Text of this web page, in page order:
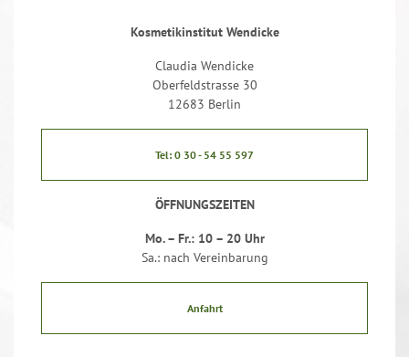
Kosmetikinstitut Wendicke
Claudia Wendicke
Oberfeldstrasse 30
12683 Berlin
Tel: 0 30 - 54 55 597
ÖFFNUNGSZEITEN
Mo. – Fr.: 10 – 20 Uhr
Sa.: nach Vereinbarung
Anfahrt